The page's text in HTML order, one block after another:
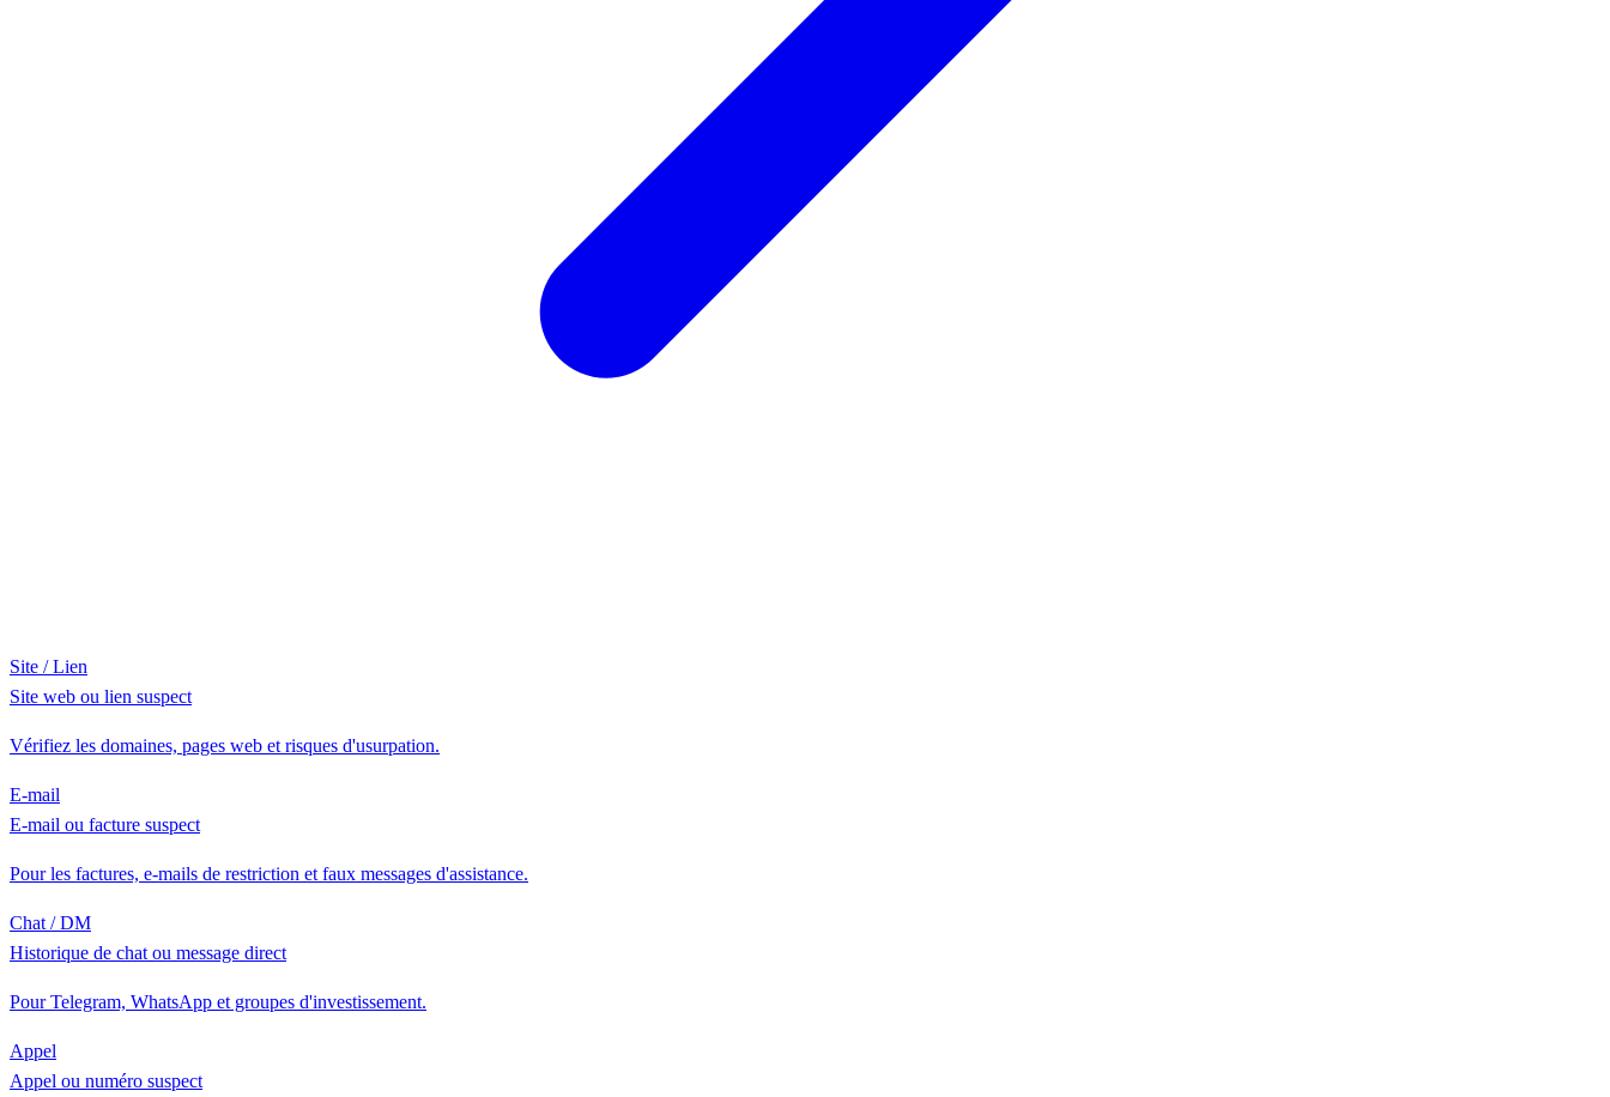
Site / Lien
Site web ou lien suspect
Vérifiez les domaines, pages web et risques d'usurpation.
E-mail
E-mail ou facture suspect
Pour les factures, e-mails de restriction et faux messages d'assistance.
Chat / DM
Historique de chat ou message direct
Pour Telegram, WhatsApp et groupes d'investissement.
Appel
Appel ou numéro suspect